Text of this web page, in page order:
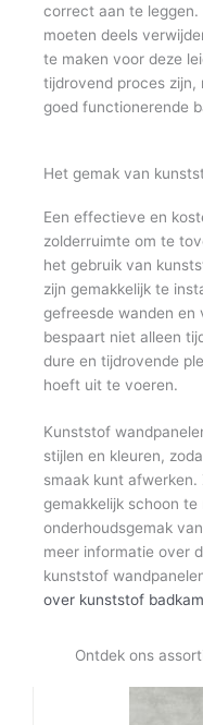
correct aan te leggen.
moeten deels
te maken voor deze
tijdrovend proces zijn,
goed functionerende
Het gemak van
Een effectieve en
zolderruimte om te
het gebruik van
zijn gemakkelijk te
gefreesde wanden en
bespaart niet alleen
dure en tijdrovende
hoeft uit te voeren.
Kunststof
stijlen en kleuren,
smaak kunt
gemakkelijk schoon
onderhoudsgemak
meer informatie over
kunststof
over kunststof
Ontdek ons